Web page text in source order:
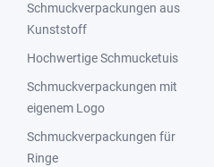
Schmuckverpackungen aus
Kunststoff
Hochwertige Schmucketuis
Schmuckverpackungen mit
eigenem Logo
Schmuckverpackungen für
Ringe